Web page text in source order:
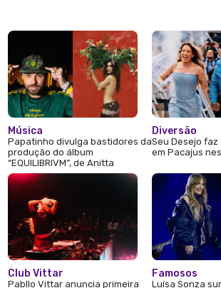
Música
Papatinho divulga bastidores da
produção do álbum
“EQUILIBRIVM”, de Anitta
Club Vittar
Pabllo Vittar anuncia primeira
Diversão
Seu Desejo
em Pacajus
Famosos
Luísa Sonza